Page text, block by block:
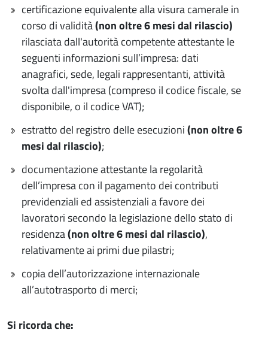
certificazione equivalente alla visura camerale in
corso di validità(non oltre 6 mesi dal rilascio)
rilasciata dall'autorità competente attestante le
seguenti informazioni sull’impresa: dati
anagrafici, sede, legali rappresentanti, attività
svolta dall'impresa (compreso il codice fiscale, se
disponibile, o il codice VAT);
estratto del registro delle esecuzioni(non oltre 6
mesi dal rilascio);
documentazione attestante la regolarità
dell’impresa con il pagamento dei contributi
previdenziali ed assistenziali a favore dei
lavoratori secondo la legislazione dello stato di
residenza(non oltre 6 mesi dal rilascio),
relativamente ai primi due pilastri;
copia dell’autorizzazione internazionale
all’autotrasporto di merci;
Si ricorda che: